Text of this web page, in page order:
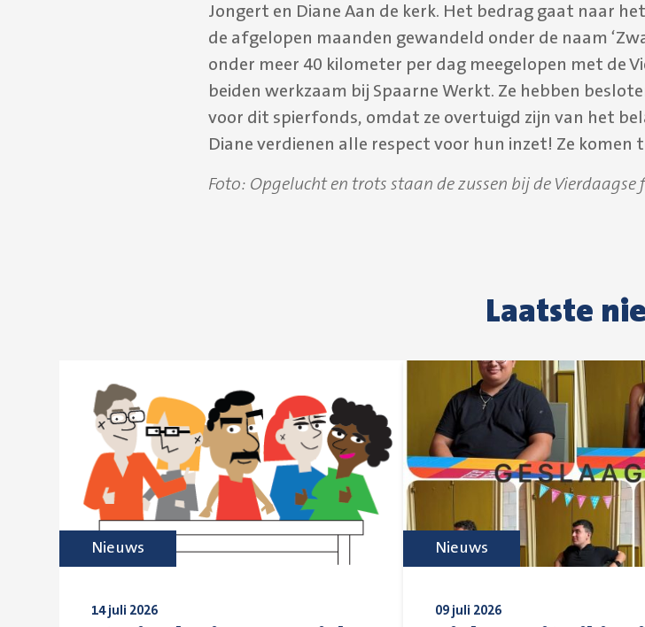
Jongert en Diane Aan de kerk. Het bedrag gaat naar
de afgelopen maanden gewandeld onder de naam
onder meer 40 kilometer per dag meegelopen met de
beiden werkzaam bij Spaarne Werkt. Ze hebben
voor dit spierfonds, omdat ze overtuigd zijn van het
Diane verdienen alle respect voor hun inzet! Ze komen
Foto: Opgelucht en trots staan de zussen bij de Vierdaagse
Laatste
14 juli 2026
Nieuws
09 juli 2026
Nieuws